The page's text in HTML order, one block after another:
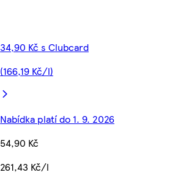
34,90 Kč s Clubcard
(166,19 Kč/l)
Nabídka platí do 1. 9. 2026
54,90 Kč
261,43 Kč/l